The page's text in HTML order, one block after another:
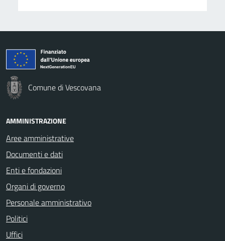
Comune di Vescovana
AMMINISTRAZIONE
Aree amministrative
Documenti e dati
Enti e fondazioni
Organi di governo
Personale amministrativo
Politici
Uffici